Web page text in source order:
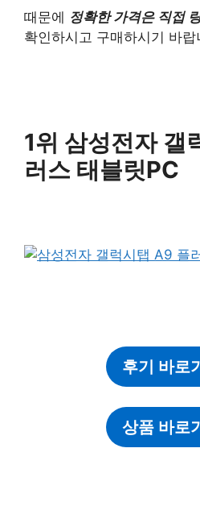
때문에 정확한 가격은 직접
확인하시고 구매하시기 바랍
1위 삼성전자 갤
러스 태블릿PC
후기 바로
상품 바로